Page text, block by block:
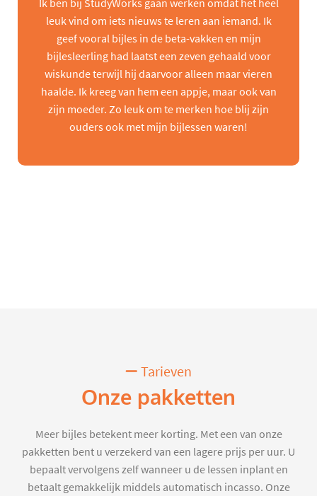
Ik ben bij StudyWorks gaan werken omdat het heel
leuk vind om iets nieuws te leren aan iemand. Ik
geef vooral bijles in de beta-vakken en mijn
bijlesleerling had laatst een zeven gehaald voor
wiskunde terwijl hij daarvoor alleen maar vieren
haalde. Ik kreeg van hem een appje, maar ook van
zijn moeder. Zo leuk om te merken hoe blij zijn
ouders ook met mijn bijlessen waren!
Tarieven
Onze pakketten
Meer bijles betekent meer korting. Met een van onze
pakketten bent u verzekerd van een lagere prijs per uur. U
bepaalt vervolgens zelf wanneer u de lessen inplant en
betaalt gemakkelijk middels automatisch incasso. Onze